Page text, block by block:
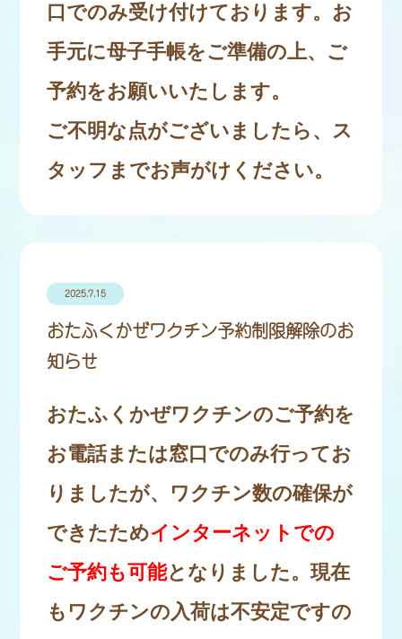
口でのみ受け付けております。お
手元に母子手帳をご準備の上、ご
予約をお願いいたします。
ご不明な点がございましたら、ス
タッフまでお声がけください。
2025.7.15
おたふくかぜワクチン予約制限解除のお
知らせ
おたふくかぜワクチンのご予約を
お電話または窓口でのみ行ってお
りましたが、ワクチン数の確保が
できたためインターネットでの
ご予約も可能となりました。現在
もワクチンの入荷は不安定ですの